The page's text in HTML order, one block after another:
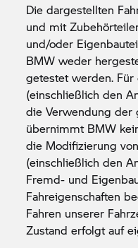
Maschine 'Giggerl'
Die dargestellten
und mit
und/oder
BMW weder
getestet werden.
(einschließlich den
die Verwendung der
übernimmt BMW
die Modifizierung
(einschließlich den
Fremd- und
Fahreigenschaften
Fahren unserer
Zustand erfolgt auf